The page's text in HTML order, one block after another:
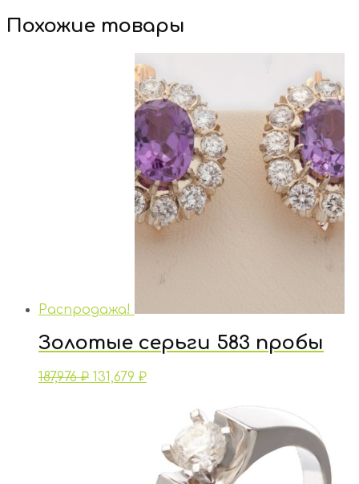
Похожие товары
Распродажа!
Золотые серьги 583 пробы
187,976₽ 131,679 ₽